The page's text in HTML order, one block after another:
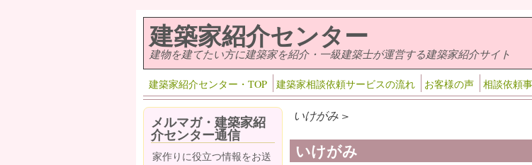
建築家紹介センター
建物を建てたい方に建築家を紹介・一級建築士が運営する建築家紹介サイト
建築家紹介センター・TOP 建築家相談依頼サービスの流れ お客様の声 相談依頼
いけがみ >
いけがみ
メルマガ・建築家紹
介センター通信
家作りに役立つ情報をお送